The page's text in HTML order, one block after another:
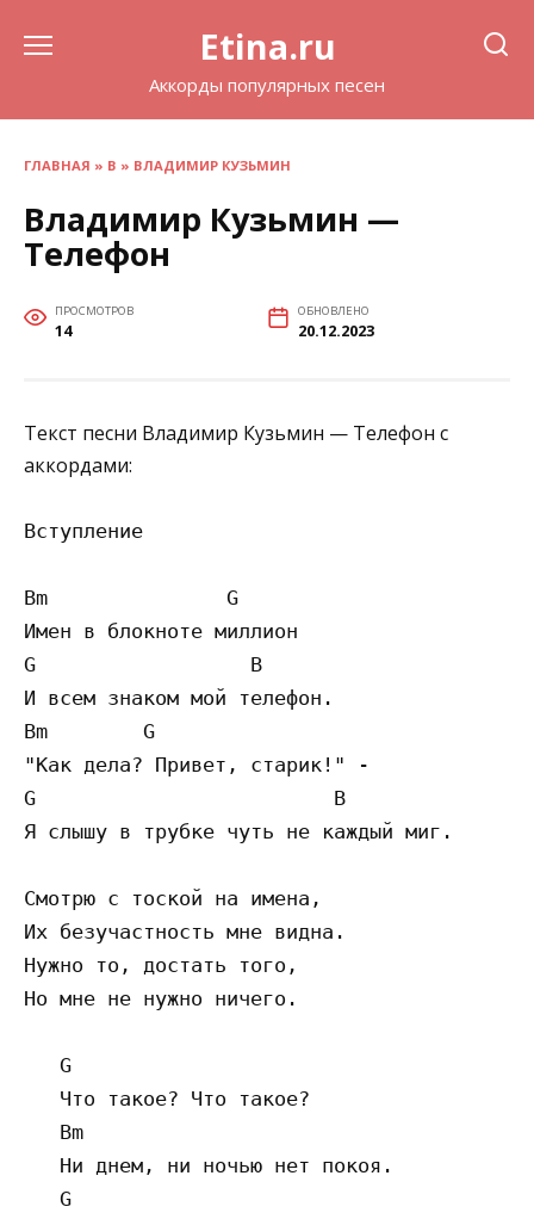
Etina.ru
Аккорды популярных песен
ГЛАВНАЯ » В » ВЛАДИМИР КУЗЬМИН
Владимир Кузьмин —
Телефон
ПРОСМОТРОВ
14
ОБНОВЛЕНО
20.12.2023
Текст песни Владимир Кузьмин — Телефон с
аккордами:
Вступление
Bm               G
Имен в блокноте миллион
G                  B
И всем знаком мой телефон.
Bm        G
"Как дела? Привет, старик!" -
G                         B
Я слышу в трубке чуть не каждый миг.
Смотрю с тоской на имена,
Их безучастность мне видна.
Нужно то, достать того,
Но мне не нужно ничего.
   G
   Что такое? Что такое?
   Bm
   Ни днем, ни ночью нет покоя.
   G